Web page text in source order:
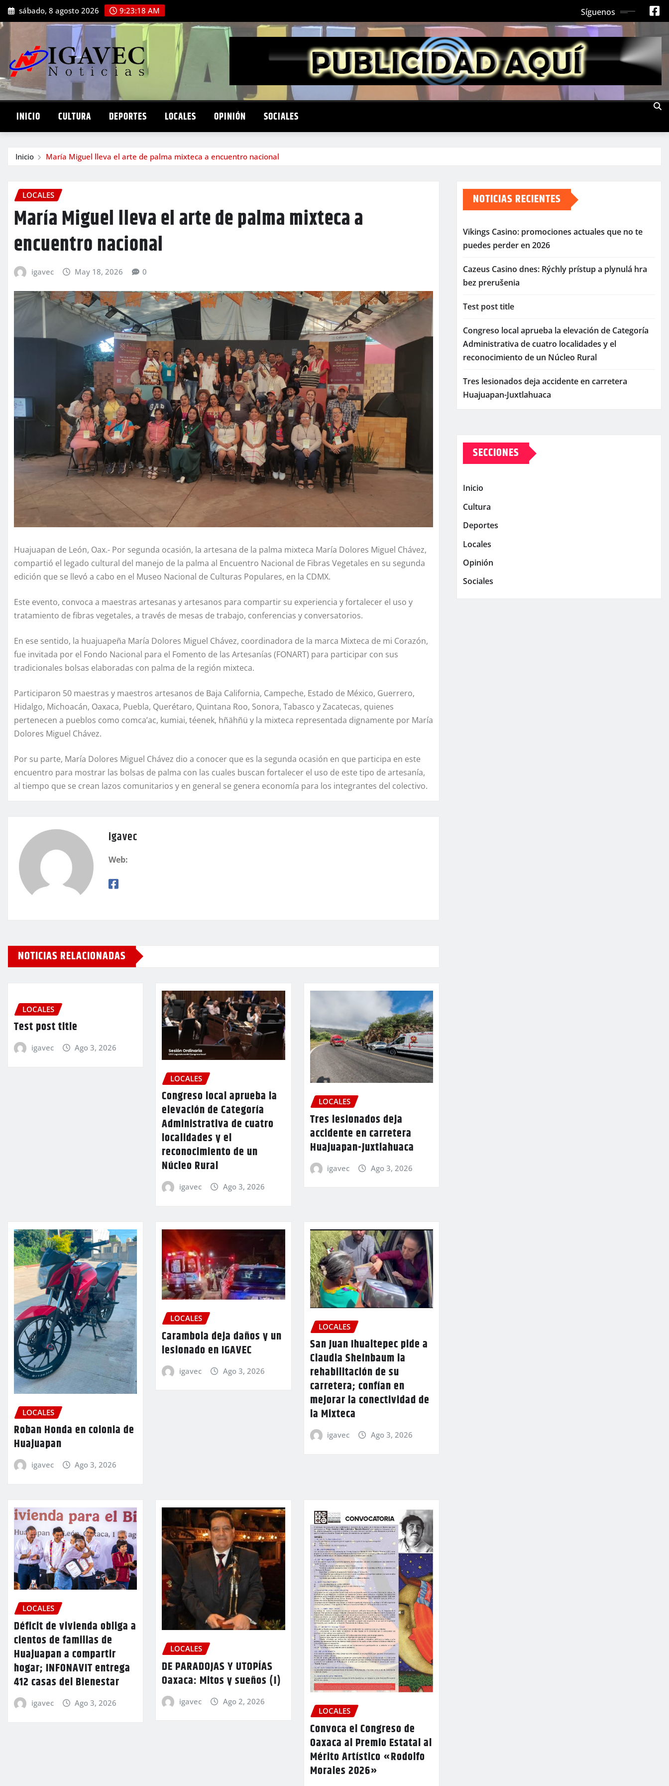
Saltar
al
contenido
sábado, 8 agosto 2026 9:23:20 AM Síguenos
INICIO CULTURA DEPORTES LOCALES OPINIÓN SOCIALES
Inicio María Miguel lleva el arte de palma mixteca a encuentro nacional
LOCALES
María Miguel lleva el arte de palma mixteca a
encuentro nacional
igavec May 18, 2026 0
Huajuapan de León, Oax.- Por segunda ocasión, la artesana de la palma mixteca María Dolores Miguel Chávez,
compartió el legado cultural del manejo de la palma al Encuentro Nacional de Fibras Vegetales en su segunda
edición que se llevó a cabo en el Museo Nacional de Culturas Populares, en la CDMX.
Este evento, convoca a maestras artesanas y artesanos para compartir su experiencia y fortalecer el uso y
tratamiento de fibras vegetales, a través de mesas de trabajo, conferencias y conversatorios.
En ese sentido, la huajuapeña María Dolores Miguel Chávez, coordinadora de la marca Mixteca de mi Corazón,
fue invitada por el Fondo Nacional para el Fomento de las Artesanías (FONART) para participar con sus
tradicionales bolsas elaboradas con palma de la región mixteca.
Participaron 50 maestras y maestros artesanos de Baja California, Campeche, Estado de México, Guerrero,
Hidalgo, Michoacán, Oaxaca, Puebla, Querétaro, Quintana Roo, Sonora, Tabasco y Zacatecas, quienes
pertenecen a pueblos como comca’ac, kumiai, téenek, hñähñü y la mixteca representada dignamente por María
Dolores Miguel Chávez.
Por su parte, María Dolores Miguel Chávez dio a conocer que es la segunda ocasión en que participa en este
encuentro para mostrar las bolsas de palma con las cuales buscan fortalecer el uso de este tipo de artesanía,
al tiempo que se crean lazos comunitarios y en general se genera economía para los integrantes del colectivo.
igavec
Web:
NOTICIAS RELACIONADAS
LOCALES
Test post title
igavec Ago 3, 2026
LOCALES
Congreso local aprueba la
elevación de Categoría
Administrativa de cuatro
localidades y el
reconocimiento de un
Núcleo Rural
igavec Ago 3, 2026
LOCALES
Tres lesionados deja
accidente en carretera
Huajuapan-Juxtlahuaca
igavec Ago 3, 2026
LOCALES
Roban Honda en colonia de
Huajuapan
igavec Ago 3, 2026
LOCALES
Carambola deja daños y un
lesionado en IGAVEC
igavec Ago 3, 2026
LOCALES
San Juan Ihualtepec pide a
Claudia Sheinbaum la
rehabilitación de su
carretera; confían en
mejorar la conectividad de
la Mixteca
igavec Ago 3, 2026
LOCALES
Déficit de vivienda obliga a
cientos de familias de
Huajuapan a compartir
hogar; INFONAVIT entrega
412 casas del Bienestar
igavec Ago 3, 2026
LOCALES
DE PARADOJAS Y UTOPÍAS
Oaxaca: Mitos y sueños (I)
igavec
Ago 2, 2026
LOCALES
Convoca el Congreso de
Oaxaca al Premio Estatal al
Mérito Artístico «Rodolfo
Morales 2026»
NOTICIAS RECIENTES
Vikings Casino: promociones actuales que no te
puedes perder en 2026
Cazeus Casino dnes: Rýchly prístup a plynulá hra
bez prerušenia
Test post title
Congreso local aprueba la elevación de Categoría
Administrativa de cuatro localidades y el
reconocimiento de un Núcleo Rural
Tres lesionados deja accidente en carretera
Huajuapan-Juxtlahuaca
SECCIONES
Inicio
Cultura
Deportes
Locales
Opinión
Sociales